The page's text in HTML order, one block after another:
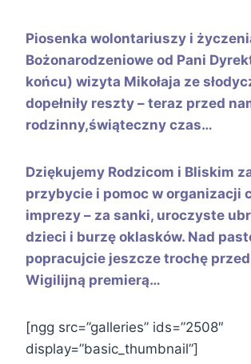
Piosenka wolontariuszy i
Bożonarodzeniowe od Pani
końcu) wizyta Mikołaja ze
dopełniły reszty – teraz przed
rodzinny,świąteczny czas…
Dziękujemy Rodzicom i Bliskim
przybycie i pomoc w organizacji
imprezy – za sanki, uroczyste
dzieci i burzę oklasków. Nad
popracujcie jeszcze trochę
Wigilijną premierą…
[ngg src=”galleries” ids=”2508″
display=”basic_thumbnail”]